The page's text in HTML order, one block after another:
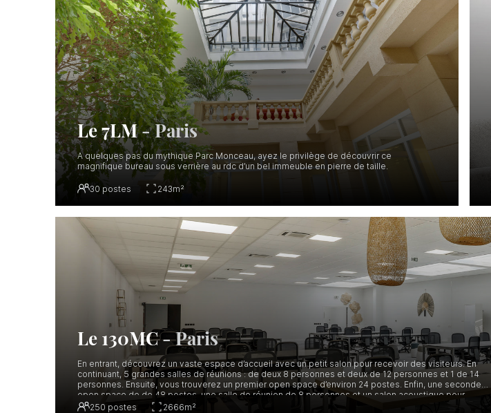
Le 7LM-Paris
A quelques pas du mythique Parc Monceau, ayez le privilège de découvrir ce
magnifique bureau sous verrière au rdc d’un bel immeuble en pierre de taille.
30 postes 243m²
Le 130MC-Paris
En entrant, découvrez un vaste espace d’accueil avec un petit salon pour recevoir des visiteurs. En
continuant, 5 grandes salles de réunions : de deux 8 personnes et deux de 12 personnes et 1 de 14
personnes. Ensuite, vous trouverez un premier open space d’environ 24 postes. Enfin, une seconde
open space de de 48 postes, une salle de réunion de 8 personnes et un salon acoustique pour
s’isoler.
250 postes 2666m²